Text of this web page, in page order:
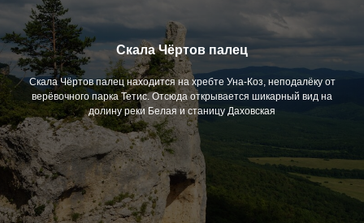
Скала Чёртов палец
Скала Чёртов палец находится на хребте Уна-Коз, неподалёку от
верёвочного парка Тетис. Отсюда открывается шикарный вид на
долину реки Белая и станицу Даховская